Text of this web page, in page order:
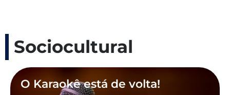
Sociocultural
O Karaokê está de volta!